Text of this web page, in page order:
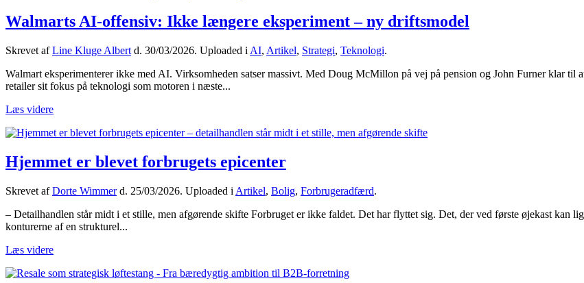
Walmarts AI-offensiv: Ikke længere eksperiment – ny driftsmodel
Skrevet afLine Kluge Albert d. 30/03/2026. Uploaded i AI, Artikel, Strategi, Teknologi.
Walmart eksperimenterer ikke med AI. Virksomheden satser massivt. Med Doug McMillon på vej på pension og John Furner klar til
retailer sit fokus på teknologi som motoren i næste...
Læs videre
Hjemmet er blevet forbrugets epicenter
Skrevet afDorte Wimmerd. 25/03/2026. Uploaded i Artikel, Bolig, Forbrugeradfærd.
– Detailhandlen står midt i et stille, men afgørende skifte Forbruget er ikke faldet. Det har flyttet sig. Det, der ved første øjekast kan
konturerne af en strukturel...
Læs videre